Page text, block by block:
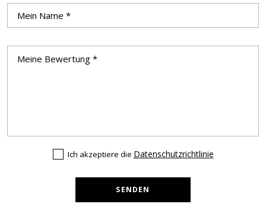
Ich akzeptiere die Datenschutzrichtlinie
SENDEN